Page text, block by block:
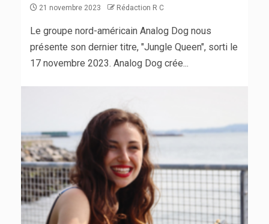
21 novembre 2023 Rédaction R C
Le groupe nord-américain Analog Dog nous
présente son dernier titre, "Jungle Queen", sorti le
17 novembre 2023. Analog Dog crée...